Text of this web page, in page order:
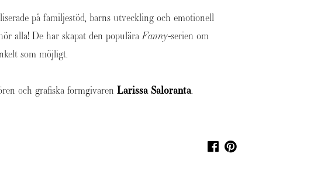
på familjestöd, barns utveckling och emotionell
alla! De har skapat den populäraFanny-serien om
som möjligt.
och grafiska formgivarenLarissa Saloranta.